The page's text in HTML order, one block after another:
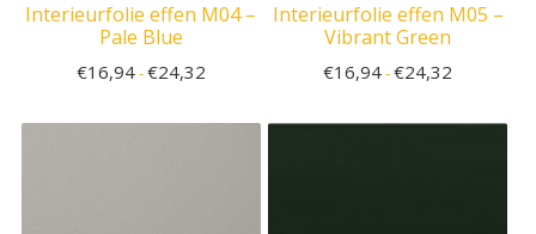
Interieurfolie effen M04 –
Pale Blue
€16,94-€24,32
Interieurfolie effen M05 –
Vibrant Green
€16,94-€24,32